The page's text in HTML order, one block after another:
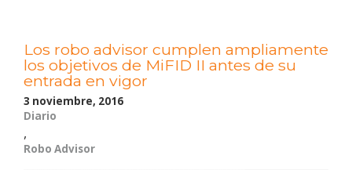
Los robo advisor cumplen ampliamente
los objetivos de MiFID II antes de su
entrada en vigor
3 noviembre, 2016
Diario
,
Robo Advisor